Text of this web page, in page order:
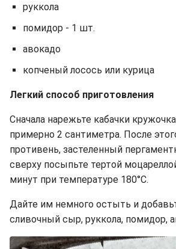
руккола
помидор - 1 шт.
авокадо
копченый лосось или курица
Легкий способ приготовления
Сначала нарежьте кабачки
примерно 2 сантиметра. После
противень, застеленный
сверху посыпьте тертой
минут при температуре 180°C.
Дайте им немного остыть и
сливочный сыр, руккола, помидор,